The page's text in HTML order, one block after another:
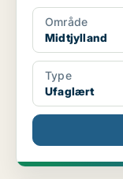
Område
Midtjylland
Type
Ufaglært